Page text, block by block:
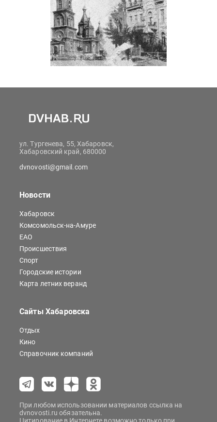
ул. Тургенева, 55, Хабаровск,
Хабаровский край, 680000
dvnovosti@gmail.com
Новости
Хабаровск
Комсомольск-на-Амуре
ЕАО
Происшествия
Спорт
Городские истории
Карта летних веранд
Сайты Хабаровска
Отдых
Кино
Справочник компаний
При любом использовании материалов ссылка на
dvnovosti.ru обязательна.